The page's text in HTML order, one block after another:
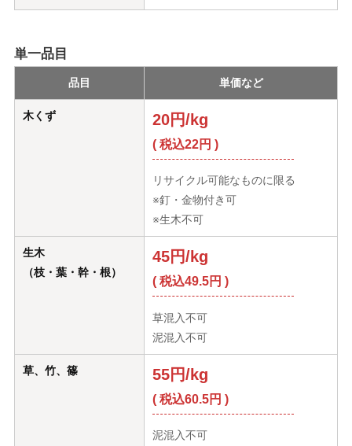
単一品目
品目 単価など
木くず 20円/kg
( 税込22円 )
リサイクル可能なものに限る
※釘・金物付き可
※生木不可
生木
（枝・葉・幹・根）
45円/kg
( 税込49.5円 )
草混入不可
泥混入不可
草、竹、篠 55円/kg
( 税込60.5円 )
泥混入不可